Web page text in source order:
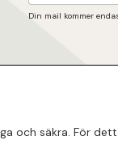
Din mail kommer
och säkra. För